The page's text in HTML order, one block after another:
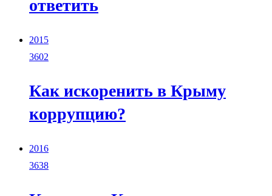
ответить
2015
3602
Как искоренить в Крыму
коррупцию?
2016
3638